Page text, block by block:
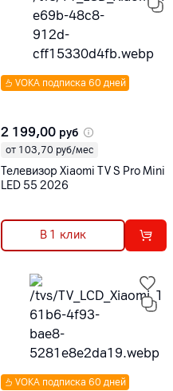
VOKA подписка 60 дней
2 199,00 руб
от 103,70 руб/мес
Телевизор Xiaomi TV S Pro Mini
LED 55 2026
В 1 клик
VOKA подписка 60 дней